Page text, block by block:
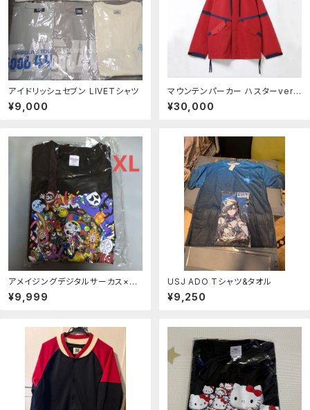
アイドリッシュセブン LIVETシャツ
¥9,000
マウンテンパーカー ハスターver.
／神椿展
¥30,000
アメイジングデジタルサーカス×P
OPEE the ぱフォーマー トレーナ
ー
¥9,999
USJ ADO Tシャツ&タオル
¥9,250